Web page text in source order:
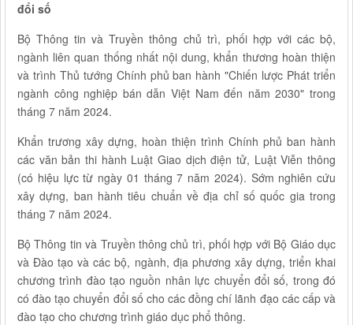
đổi số
Bộ Thông tin và Truyền thông chủ trì, phối hợp với các bộ,
ngành liên quan thống nhất nội dung, khẩn thương hoàn thiện
và trình Thủ tướng Chính phủ ban hành "Chiến lược Phát triển
ngành công nghiệp bán dẫn Việt Nam đến năm 2030" trong
tháng 7 năm 2024.
Khẩn trương xây dựng, hoàn thiện trình Chính phủ ban hành
các văn bản thi hành Luật Giao dịch điện tử, Luật Viễn thông
(có hiệu lực từ ngày 01 tháng 7 năm 2024). Sớm nghiên cứu
xây dựng, ban hành tiêu chuẩn về địa chỉ số quốc gia trong
tháng 7 năm 2024.
Bộ Thông tin và Truyền thông chủ trì, phối hợp với Bộ Giáo dục
và Đào tạo và các bộ, ngành, địa phương xây dựng, triển khai
chương trình đào tạo nguồn nhân lực chuyển đổi số, trong đó
có đào tạo chuyển đổi số cho các đồng chí lãnh đạo các cấp và
đào tạo cho chương trình giáo dục phổ thông.